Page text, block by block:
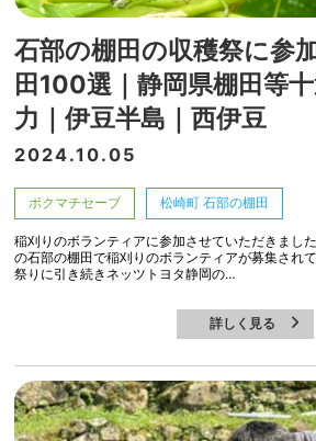
石部の棚田の収穫祭に参
田100選｜静岡県棚田等
力｜伊豆半島｜西伊豆
2024.10.05
ボクマチセーブ 松崎町 石部の棚田
稲刈りのボランティアに参加させていただきまし
の石部の棚田で稲刈りのボランティアが募集され
祭りに引き続きネッツトヨタ静岡の…
詳しく見る